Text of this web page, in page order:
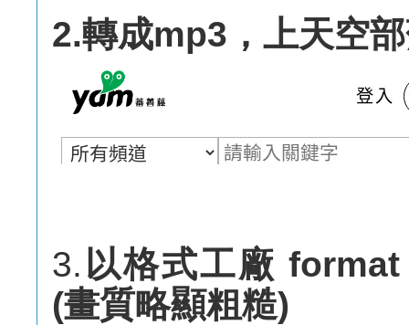
2.轉成mp3，上天空
3. 以格式工廠
(畫質略顯粗糙)